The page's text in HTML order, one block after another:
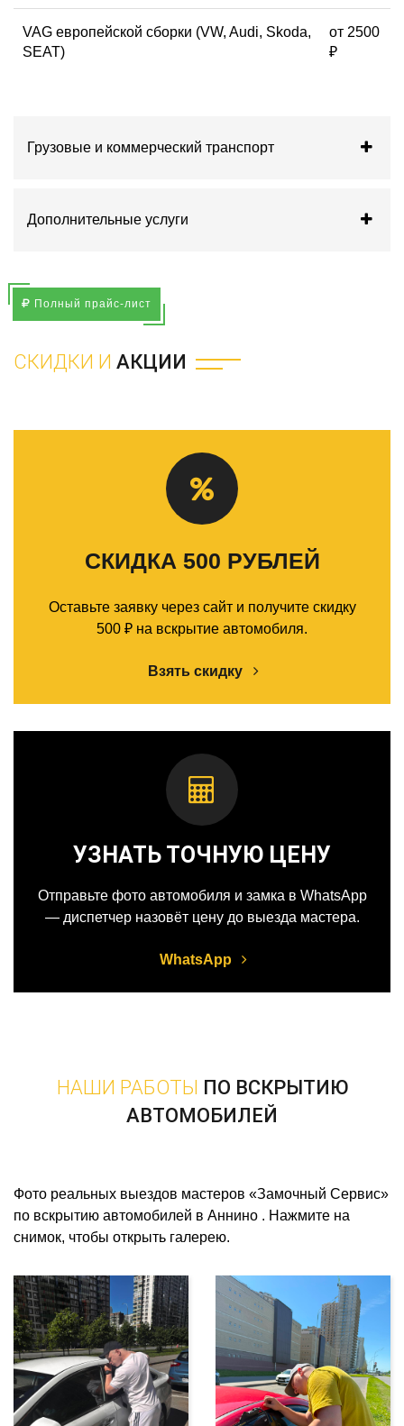
VAG европейской сборки (VW, Audi, Skoda,
SEAT)
от 2500
₽
Грузовые и коммерческий транспорт
Дополнительные услуги
Полный прайс-лист
СКИДКИ И АКЦИИ
СКИДКА 500 РУБЛЕЙ
Оставьте заявку через сайт и получите скидку
500 ₽ на вскрытие автомобиля.
Взять скидку
УЗНАТЬ ТОЧНУЮ ЦЕНУ
Отправьте фото автомобиля и замка в WhatsApp
— диспетчер назовёт цену до выезда мастера.
WhatsApp
НАШИ РАБОТЫ ПО ВСКРЫТИЮ
АВТОМОБИЛЕЙ
Фото реальных выездов мастеров «Замочный Сервис»
по вскрытию автомобилей в Аннино . Нажмите на
снимок, чтобы открыть галерею.